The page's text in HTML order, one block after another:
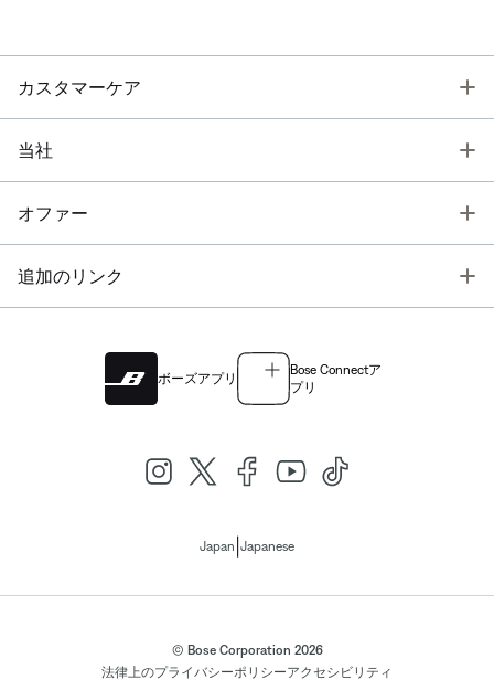
カスタマーケア
当社
オファー
追加のリンク
ボーズアプリ
Bose Connectア
プリ
Japan Japanese
© Bose Corporation 2026
法律上のプライバシーポリシーアクセシビリティ